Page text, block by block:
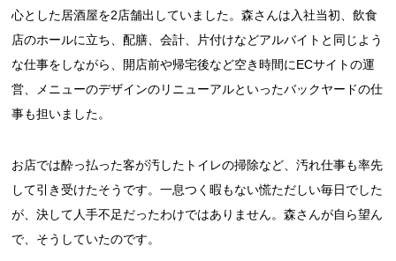
心とした居酒屋を2店舗出していました。森さんは入社当初、飲食
店のホールに立ち、配膳、会計、片付けなどアルバイトと同じよう
な仕事をしながら、開店前や帰宅後など空き時間にECサイトの運
営、メニューのデザインのリニューアルといったバックヤードの仕
事も担いました。
お店では酔っ払った客が汚したトイレの掃除など、汚れ仕事も率先
して引き受けたそうです。一息つく暇もない慌ただしい毎日でした
が、決して人手不足だったわけではありません。森さんが自ら望ん
で、そうしていたのです。